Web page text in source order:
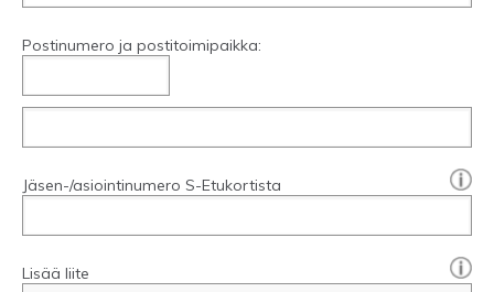
Postinumero ja postitoimipaikka:
Jäsen-/asiointinumero S-Etukortista
Lisää liite